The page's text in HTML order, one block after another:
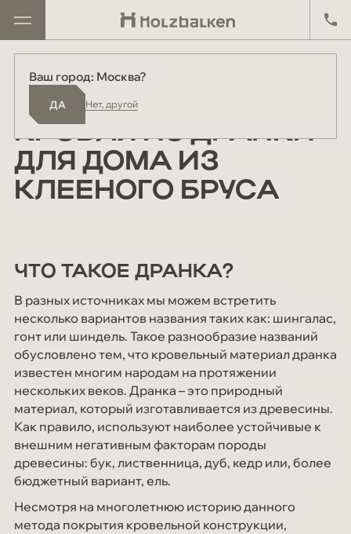
Москва
Киров
Екатеринбург
Другой
Проекты
Дома в продаже
Реализованные проекты
О компании
Партнёрам
Отзывы
Материалы и технологии
Мероприятия
СОУТ
Блог
Контакты
14 ноября 2024
КРОВЛЯ ИЗ ДРАНКИ
ДЛЯ ДОМА ИЗ
КЛЕЕНОГО БРУСА
ЧТО ТАКОЕ ДРАНКА?
В разных источниках мы можем встретить
несколько вариантов названия таких как: шингалас,
гонт или шиндель. Такое разнообразие названий
обусловлено тем, что кровельный материал дранка
известен многим народам на протяжении
нескольких веков. Дранка – это природный
материал, который изготавливается из древесины.
Как правило, используют наиболее устойчивые к
внешним негативным факторам породы
древесины: бук, лиственница, дуб, кедр или, более
бюджетный вариант, ель.
Несмотря на многолетнюю историю данного
метода покрытия кровельной конструкции,
Ваш город: Москва?
ДА
ДА
Нет, другой